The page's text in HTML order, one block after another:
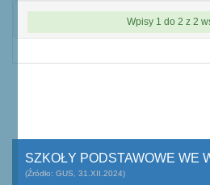
Wpisy 1 do 2 z 2
SZKOŁY PODSTAWOWE WE
(Źródło: GUS, 31.XII.2024)